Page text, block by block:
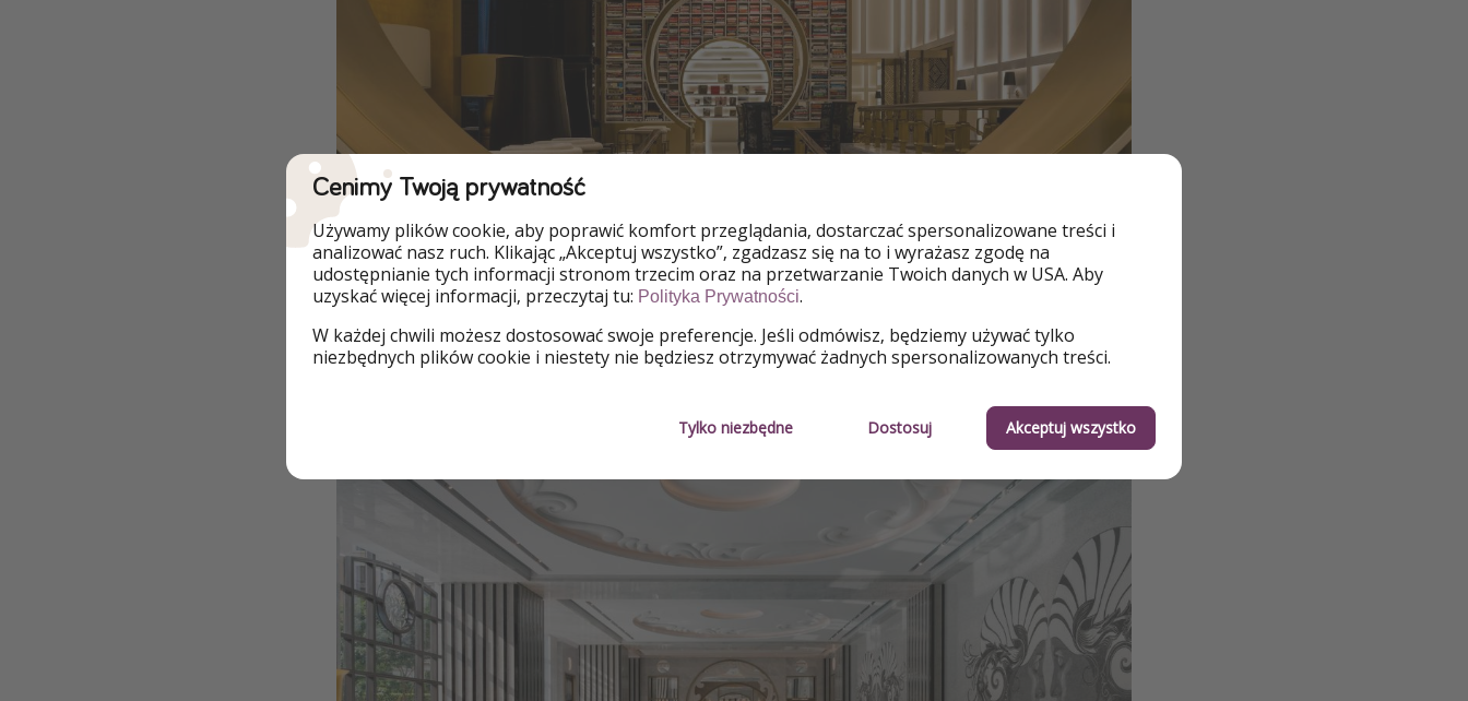
Jednymi z najbardziej imponujących elementów hotelu są baseny - kryty oraz zewnętrzny.
Cenimy Twoją prywatność
Używamy plików cookie, aby poprawić komfort przeglądania, dostarczać spersonalizowane treści i
analizować nasz ruch. Klikając „Akceptuj wszystko”, zgadzasz się na to i wyrażasz zgodę na
udostępnianie tych informacji stronom trzecim oraz na przetwarzanie Twoich danych w USA. Aby
uzyskać więcej informacji, przeczytaj tu: Polityka Prywatności.
W każdej chwili możesz dostosować swoje preferencje. Jeśli odmówisz, będziemy używać tylko
niezbędnych plików cookie i niestety nie będziesz otrzymywać żadnych spersonalizowanych treści.
Tylko niezbędne Dostosuj Akceptuj wszystko